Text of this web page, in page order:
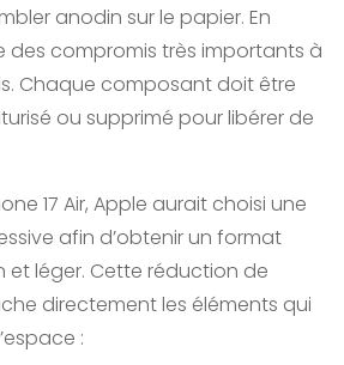
anodin sur le papier. En
des compromis très importants à
Chaque composant doit être
ou supprimé pour libérer de
17 Air, Apple aurait choisi une
afin d’obtenir un format
et léger. Cette réduction de
directement les éléments qui
: